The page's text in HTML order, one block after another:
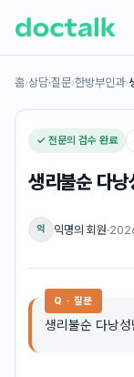
홈›상담·질문›한방부인과›
✓ 전문의 검수 완료
생리불순 다
익 익명의 회원·
Q · 질문
생리불순 다낭